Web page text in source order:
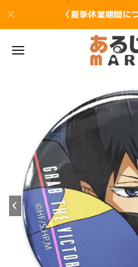
〈夏季休業期間に